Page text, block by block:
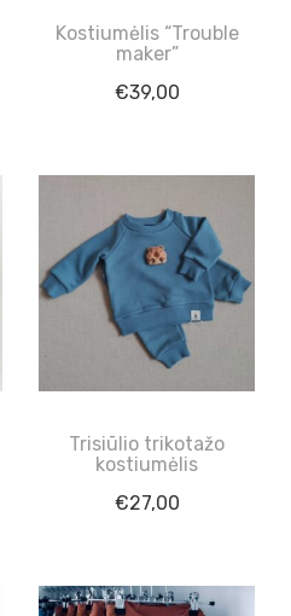
Kostiumėlis “Trouble
maker”
€39,00
Trisiūlio trikotažo
kostiumėlis
€27,00